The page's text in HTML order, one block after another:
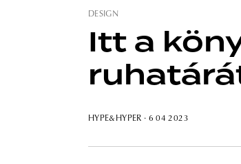
DESIGN
Itt a
HYPE&HYPER · 6 04 2023